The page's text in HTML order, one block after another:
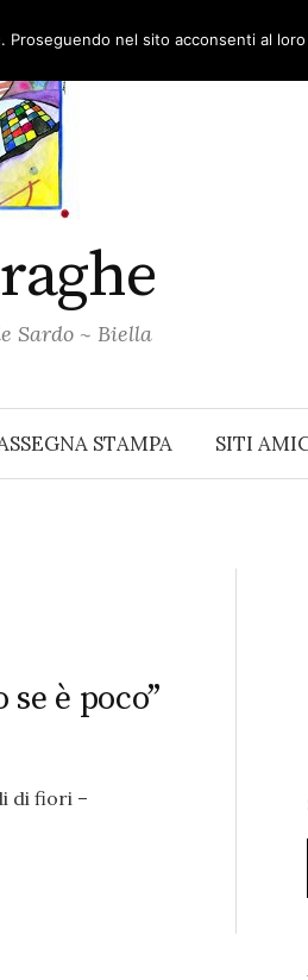
Sardo ~ Biella
STAMPA SITI
è poco”
di fiori –
nel sito acconsenti al